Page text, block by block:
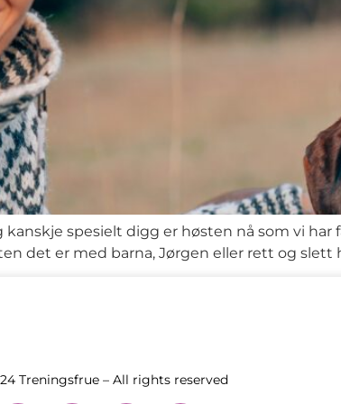
spesielt digg er høsten nå som vi har
det er med barna, Jørgen eller rett og slett
Treningsfrue – All rights reserved